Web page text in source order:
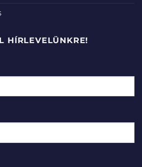
HÍRLEVELÜNKRE!